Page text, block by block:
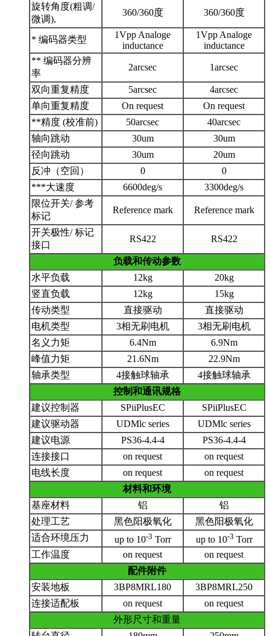
旋转角度(粗调/
微调),
360/360度 360/360度
* 编码器类型
1Vpp Analoge
inductance
1Vpp Analoge
inductance
** 编码器分辨
率
2arcsec 1arcsec
双向重复精度 5arcsec
4arcsec
单向重复精度
On request
On request
**精度 (校准前)
50arcsec
40arcsec
轴向跳动
30um
30um
径向跳动
30um
20um
反冲（空回）
0
0
***大速度
6600deg/s
3300deg/s
限位开关/ 参考
标记
Reference mark Reference mark
开关极性/ 标记
接口
RS422 RS422
负载和传动参数
水平负载
12kg
20kg
竖直负载
12kg
15kg
传动类型
直接驱动
直接驱动
电机类型
3相无刷电机
3相无刷电机
名义力矩
6.4Nm
6.9Nm
峰值力矩
21.6Nm
22.9Nm
轴承类型
4接触球轴承
4接触球轴承
控制和通讯规格
建议控制器
SPiiPlusEC
SPiiPlusEC
建议驱动器
UDMlc series UDMlc series
建议电源
PS36-4.4-4
PS36-4.4-4
连接接口
on request
on request
电线长度
on request
on request
材料和环境
基座材料
铝
铝
处理工艺
黑色阳极氧化
黑色阳极氧化
适合环境压力
up to 10-3 Torr up to 10-3 Torr
工作温度
on request
on request
配件附件
安装地板
3BP8MRL180
3BP8MRL250
连接适配板
on request
on request
外形尺寸和重量